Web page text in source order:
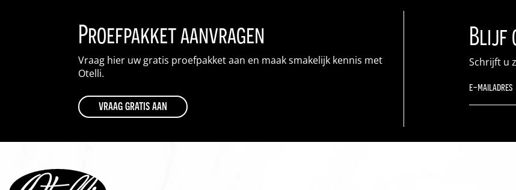
Proefpakket aanvragen
Vraag hier uw gratis proefpakket aan en maak smakelijk kennis met
Otelli.
vraag gratis aan
Blijf
Schrijft u